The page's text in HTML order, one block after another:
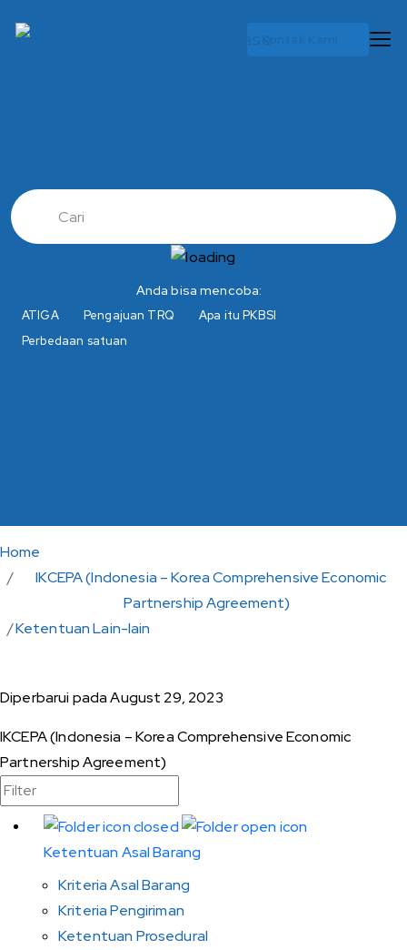
Anda bisa mencoba:
ATIGA Pengajuan TRQ
Apa itu PKBSI
Perbedaan satuan
Home
IKCEPA (Indonesia – Korea Comprehensive Economic
Partnership Agreement)
Ketentuan Lain-lain
Diperbarui padaAugust 29, 2023
IKCEPA (Indonesia – Korea Comprehensive Economic
Partnership Agreement)
Ketentuan Asal Barang
Kriteria Asal Barang
Kriteria Pengiriman
Ketentuan Prosedural